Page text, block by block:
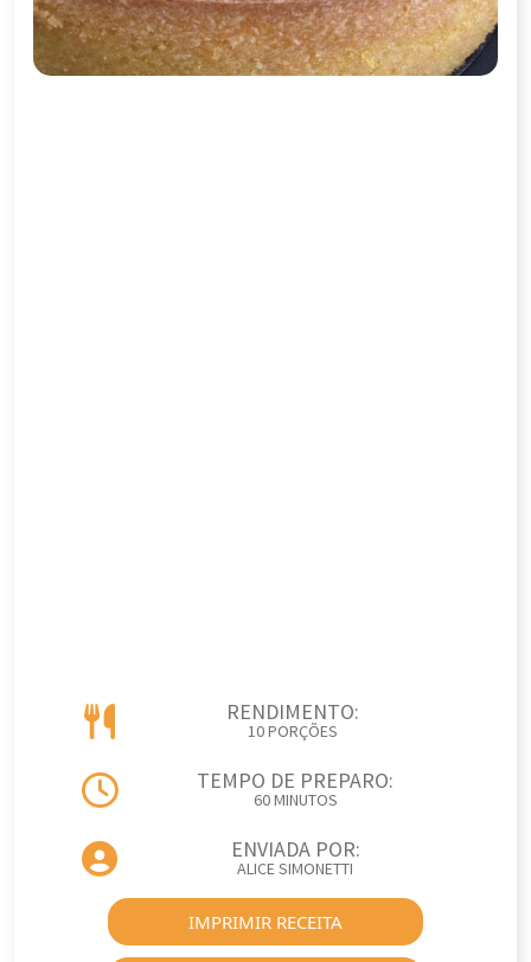
RENDIMENTO:
10 PORÇÕES
TEMPO DE PREPARO:
60 MINUTOS
ENVIADA POR:
ALICE SIMONETTI
IMPRIMIR RECEITA